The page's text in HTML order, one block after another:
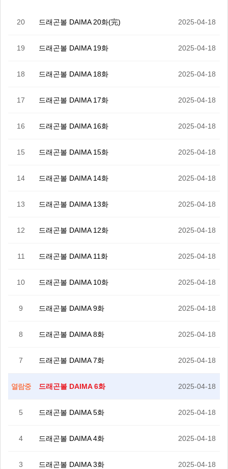
20 드래곤볼 DAIMA 20화(完) 2025-04-18
19 드래곤볼 DAIMA 19화 2025-04-18
18 드래곤볼 DAIMA 18화 2025-04-18
17 드래곤볼 DAIMA 17화 2025-04-18
16 드래곤볼 DAIMA 16화 2025-04-18
15 드래곤볼 DAIMA 15화 2025-04-18
14 드래곤볼 DAIMA 14화 2025-04-18
13 드래곤볼 DAIMA 13화 2025-04-18
12 드래곤볼 DAIMA 12화 2025-04-18
11 드래곤볼 DAIMA 11화 2025-04-18
10 드래곤볼 DAIMA 10화 2025-04-18
9 드래곤볼 DAIMA 9화 2025-04-18
8 드래곤볼 DAIMA 8화 2025-04-18
7 드래곤볼 DAIMA 7화 2025-04-18
열람중 드래곤볼 DAIMA 6화 2025-04-18
5 드래곤볼 DAIMA 5화 2025-04-18
4 드래곤볼 DAIMA 4화 2025-04-18
3 드래곤볼 DAIMA 3화 2025-04-18